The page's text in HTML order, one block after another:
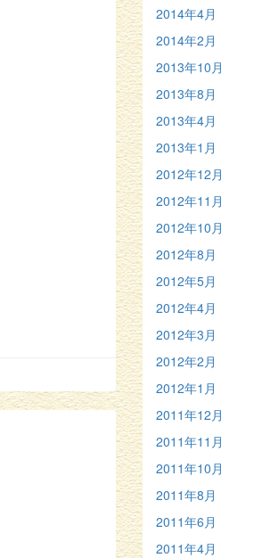
2014年4月
2014年2月
2013年10月
2013年8月
2013年4月
2013年1月
2012年12月
2012年11月
2012年10月
2012年8月
2012年5月
2012年4月
2012年3月
2012年2月
2012年1月
2011年12月
2011年11月
2011年10月
2011年8月
2011年6月
2011年4月